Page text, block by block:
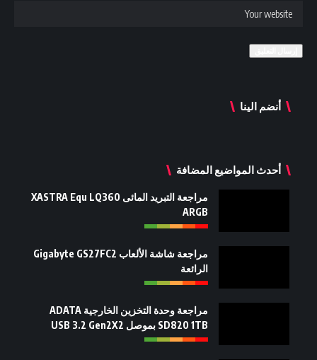
أنضم الينا
أحدث المواضيع المضافة
مراجعة التبريد المائى XASTRA Equ LQ360
ARGB
مراجعة شاشة الألعاب Gigabyte GS27FC2
الرائعة
مراجعة وحدة التخزين الخارجية ADATA
SD820 1TB بموصل USB 3.2 Gen2X2